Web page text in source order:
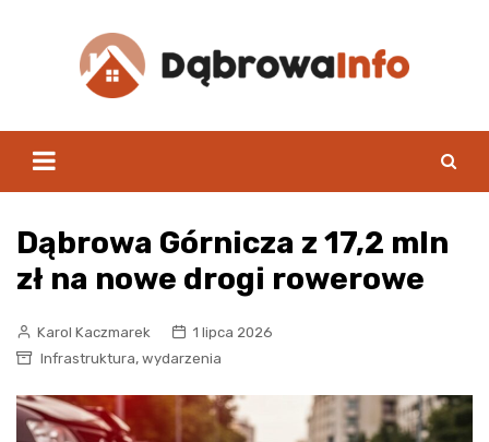
Dąbrowa Górnicza z 17,2 mln
zł na nowe drogi rowerowe
Karol Kaczmarek
1 lipca 2026
Infrastruktura, wydarzenia